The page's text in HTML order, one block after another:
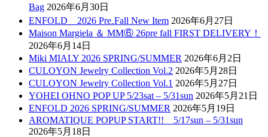
Bag 2026年6月30日
ENFOLD 2026 Pre₋Fall New Item 2026年6月27日
Maison Margiela ＆ MM⑥ 26pre fall FIRST DELIVERY！
2026年6月14日
Miki MIALY 2026 SPRING/SUMMER 2026年6月2日
CULOYON Jewelry Collection Vol.2 2026年5月28日
CULOYON Jewelry Collection Vol.1 2026年5月27日
YOHEI OHNO POP UP 5/23sat – 5/31sun 2026年5月21日
ENFOLD 2026 SPRING/SUMMER 2026年5月19日
AROMATIQUE POPUP START!! 5/17sun – 5/31sun
2026年5月18日